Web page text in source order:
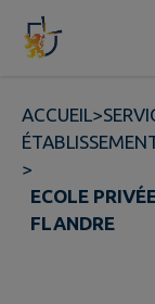
Contenu
ACCUEIL>
>
ECOLE
FLANDRE